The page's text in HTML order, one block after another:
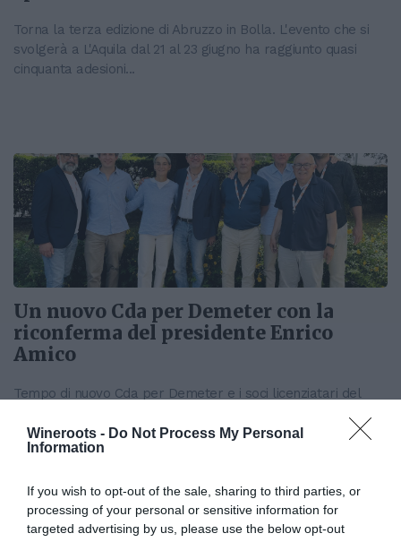
Wineroots - Do Not Process My Personal
Information
If you wish to opt-out of the sale, sharing to third parties, or
processing of your personal or sensitive information for
targeted advertising by us, please use the below opt-out
Torna la terza edizione di Abruzzo in Bolla. L'evento che si
svolgerà a L'Aquila dal 21 al 23 giugno ha raggiunto quasi
cinquanta adesioni...
Un nuovo Cda per Demeter con la
riconferma del presidente Enrico
Amico
Tempo di nuovo Cda per Demeter e i soci licenziatari del
biodinamica. Nella giornata...